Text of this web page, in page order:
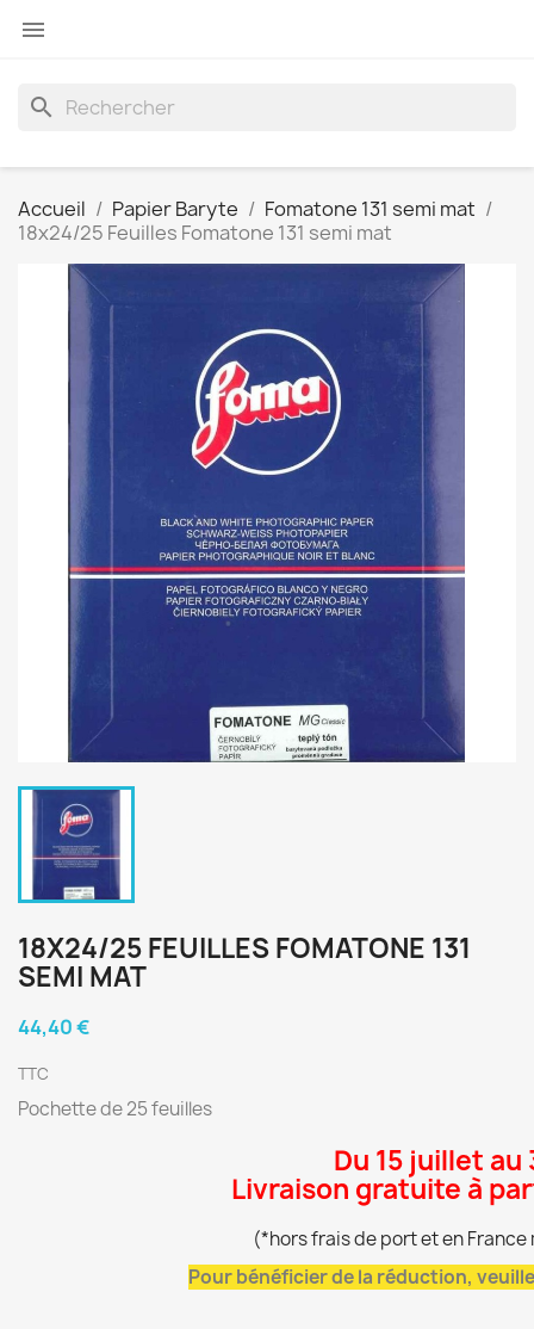

search
Accueil Papier Baryte
Fomatone 131 semi mat
18x24/25 Feuilles Fomatone 131 semi mat
18X24/25 FEUILLES FOMATONE 131
SEMI MAT
44,40 €
TTC
Pochette de 25 feuilles
Du 15 juillet au
Livraison gratuite à
(*hors frais de port et en
Pour bénéficier de la réduction,